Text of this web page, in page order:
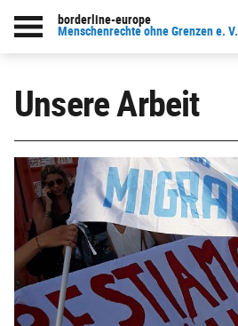
borderline-europe
Menschenrechte ohne Grenzen e. V.
Unsere Arbeit